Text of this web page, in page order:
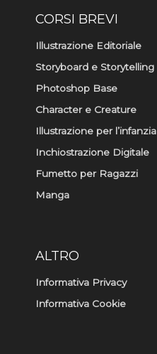
CORSI BREVI
Illustrazione Editoriale
Storyboard e Storytelling
Photoshop Base
Character e Creature
Illustrazione per l’infanzia
Inchiostrazione Digitale
Fumetto per Ragazzi
Manga
ALTRO
Informativa Privacy
Informativa Cookie